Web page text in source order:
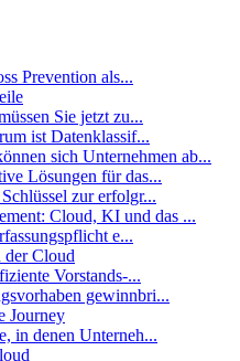
Prevention als...
Sie jetzt zu...
ist Datenklassif...
sich Unternehmen ab...
Lösungen für das...
zur erfolgr...
Cloud, KI und das ...
e...
Cloud
Vorstands-...
gewinnbri...
Journey
in denen Unterneh...